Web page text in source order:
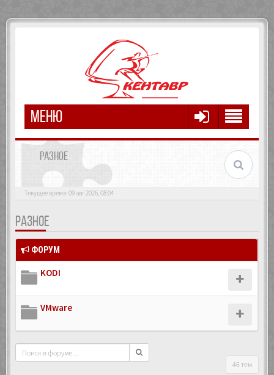
МЕНЮ
РАЗНОЕ
Текущее время: 09 авг 2026, 08:04
РАЗНОЕ
ФОРУМ
KODI
VMware
46 тем